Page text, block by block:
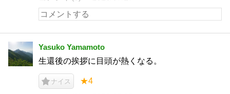
Yasuko Yamamoto
生還後の挨拶に目頭が熱くなる。
ナイス ★4